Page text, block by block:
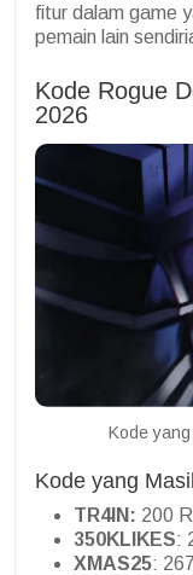
fitur dalam game
pemain lain
Kode Rogue
2026
Kode
Kode yang
TR4IN: 200
350KLIKES:
XMAS25: